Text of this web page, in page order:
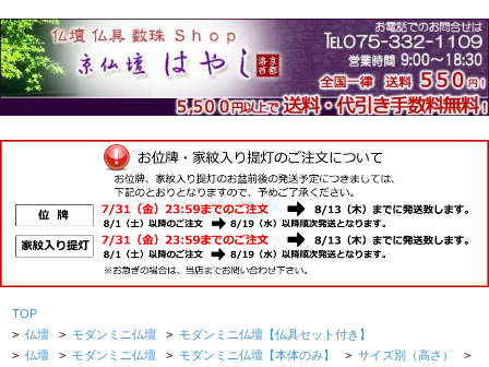
TOP
> 仏壇 > モダンミニ仏壇 > モダンミニ仏壇【仏具セット付き】
> 仏壇 > モダンミニ仏壇 > モダンミニ仏壇【本体のみ】 > サイズ別（高さ） >